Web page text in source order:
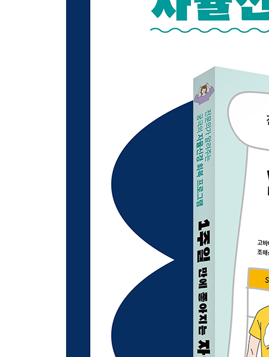
02 자율신경 균형을 위한 바람직한 하루 습관
03 이른 아침의 햇빛은 자율신경을 안정시킨다
06 자율신경을 위한 효율적이고 바람직한 휴식법
07 자율신경이 안정되면, 면역력이 형성되고 젊어
[column] 자율신경이 안정되면 갱년기도 두렵지 않
제3장 자율신경과 장에 가장 효과적인 식사법
01 장뇌축, 장과 마음은 하나다
02 하루 세끼 식사가 장을 활성화한다
03 아침, 점심, 저녁의 비율은 4:2:4가 가장 좋다
04 아침에는 1시간 일찍 일어나 꿀 요거트를 먹는다
05 점심은 가볍게 먹어 식후의 졸음을 막는다
06 저녁 식사는 취침 3시간 전까지
07 장 건강에는 식이섬유와 발효 식품이 필수다
08 자율신경 균형을 바로잡는, 장수 된장국
09 너무 철저하게 지키려 애쓰면 오히려 역효과가
[column] 자율신경 균형을 바로잡는 좋은 습관과
제4장 자율신경이 눈에 띄게 안정되는 최고의 습관